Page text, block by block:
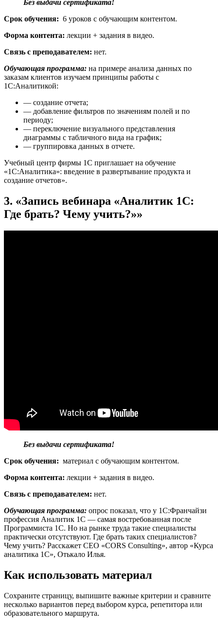
Без выдачи сертификата!
Срок обучения: 6 уроков с обучающим контентом.
Форма контента: лекции + задания в видео.
Связь с преподавателем: нет.
Обучающая программа: на примере анализа данных по
заказам клиентов изучаем принципы работы с
1С:Аналитикой:
— создание отчета;
— добавление фильтров по значениям полей и по
периоду;
— переключение визуального представления
диаграммы с табличного вида на график;
— группировка данных в отчете.
Учебный центр фирмы 1С приглашает на обучение
«1С:Аналитика»: введение в развертывание продукта и
создание отчетов».
3. «Запись вебинара «Аналитик 1С:
Где брать? Чему учить?»»
Без выдачи сертификата!
Срок обучения: материал с обучающим контентом.
Форма контента: лекции + задания в видео.
Связь с преподавателем: нет.
Обучающая программа: опрос показал, что у 1С:Франчайзи
профессия Аналитик 1С — самая востребованная после
Программиста 1С. Но на рынке труда такие специалисты
практически отсутствуют. Где брать таких специалистов?
Чему учить? Расскажет CEO «CORS Consulting», автор «Курса
аналитика 1С», Отькало Илья.
Как использовать материал
Сохраните страницу, выпишите важные критерии и сравните
несколько вариантов перед выбором курса, репетитора или
образовательного маршрута.